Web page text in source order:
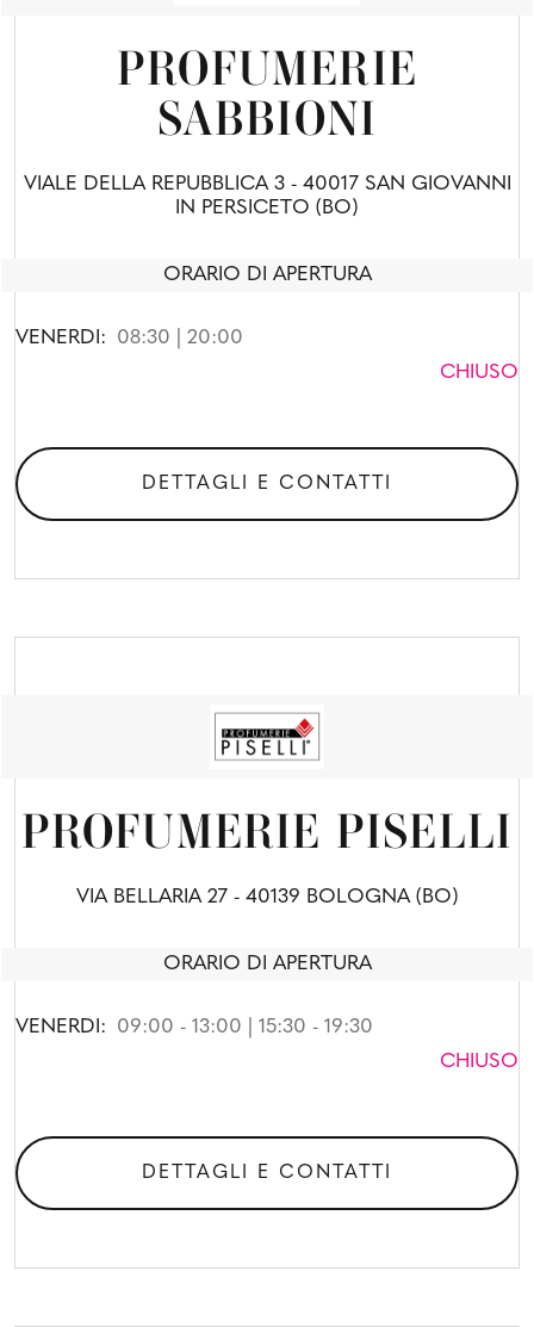
PROFUMERIE
SABBIONI
VIALE DELLA REPUBBLICA 3 - 40017 SAN GIOVANNI
IN PERSICETO (BO)
ORARIO DI APERTURA
VENERDI:
08:30 | 20:00
CHIUSO
DETTAGLI E CONTATTI
PROFUMERIE PISELLI
VIA BELLARIA 27 - 40139 BOLOGNA (BO)
ORARIO DI APERTURA
VENERDI:
09:00 - 13:00 | 15:30 - 19:30
CHIUSO
DETTAGLI E CONTATTI